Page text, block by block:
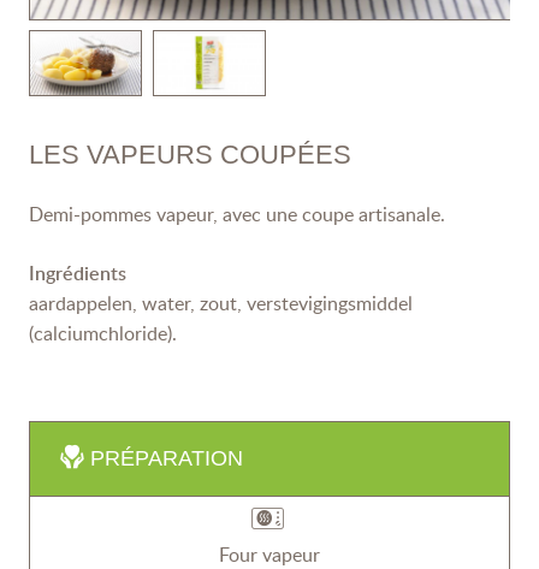
LES VAPEURS COUPÉES
Demi-pommes vapeur, avec une coupe artisanale.
Ingrédients
aardappelen, water, zout, verstevigingsmiddel
(calciumchloride).
PRÉPARATION
Four vapeur